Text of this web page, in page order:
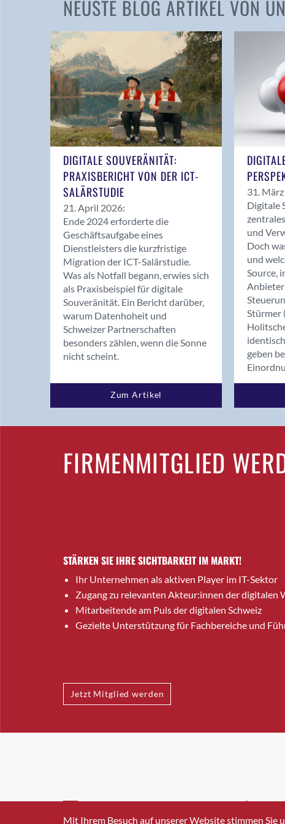
NEUSTE BLOG ARTIKEL VON
DIGITALE SOUVERÄNITÄT:
PRAXISBERICHT VON DER ICT-
SALÄRSTUDIE
21. April 2026:
Ende 2024 erforderte die
Geschäftsaufgabe eines
Dienstleisters die kurzfristige
Migration der ICT-Salärstudie.
Was als Notfall begann, erwies sich
als Praxisbeispiel für digitale
Souveränität. Ein Bericht darüber,
warum Datenhoheit und
Schweizer Partnerschaften
besonders zählen, wenn die Sonne
nicht scheint.
Zum Artikel
31.
Digitale
und
Doch
und
Source,
Stürmer
geben
FIRMENMITGLIED
STÄRKEN SIE IHRE SICHTBARKEIT IM MARKT!
Ihr Unternehmen als aktiven Player im IT-Sektor
Zugang zu relevanten Akteur:innen der digitalen
Mitarbeitende am Puls der digitalen Schweiz
Gezielte Unterstützung für Fachbereiche und
Jetzt Mitglied werden
INFO@SWISSICT.CH +41 43
Mit Ihrem Besuch auf unserer Website stimmen